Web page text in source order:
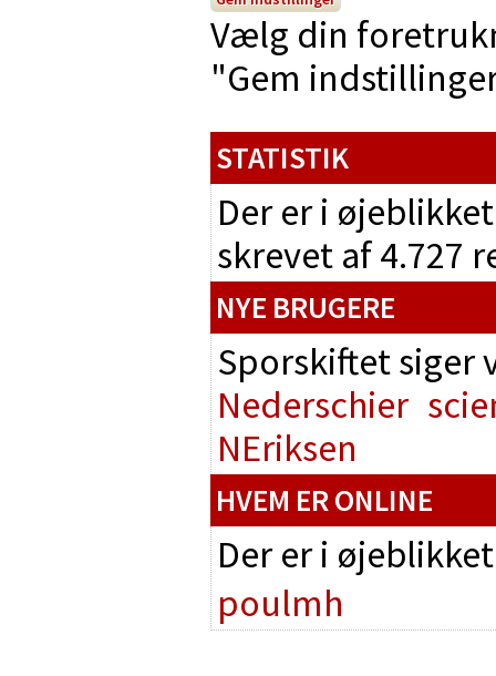
Vælg din
"Gem
STATISTIK
Der er i
skrevet af 4.727
NYE BRUGERE
Sporskiftet
Nederschier
NEriksen
HVEM ER ONLINE
Der er i
poulmh